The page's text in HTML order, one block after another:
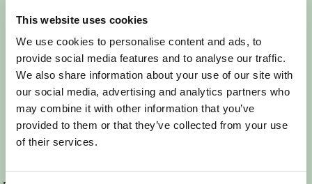
This website uses cookies
We use cookies to personalise content and ads, to
provide social media features and to analyse our traffic.
We also share information about your use of our site with
our social media, advertising and analytics partners who
may combine it with other information that you’ve
provided to them or that they’ve collected from your use
of their services.
Hvad kan du opleve til Økologisk
Høstmarked hos Grennessminde:
Lav dit eget snobrød over bål
Hils på de mange forskellige dyr
Ponyridning
Spil og aktiviteter på græsplænen
Køb produkter, som de unge hos Grennessminde
har produceret
Godt at vide